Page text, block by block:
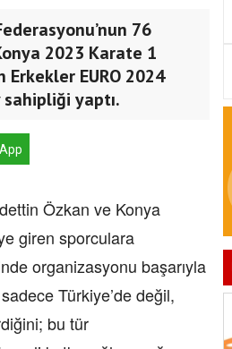
76
2023 Karate 1
Erkekler EURO 2024
yaptı.
Özkan ve Konya
giren sporculara
organizasyonu başarıyla
Türkiye’de değil,
bu tür